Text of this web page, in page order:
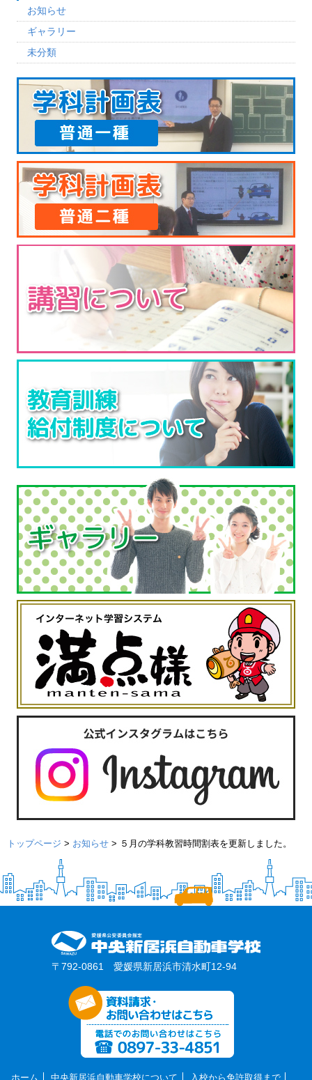
お知らせ
ギャラリー
未分類
トップページ > お知らせ > ５月の学科教習時間割表を更新しました。
〒792-0861 愛媛県新居浜市清水町12-94
ホーム 中央新居浜自動車学校について 入校から免許取得まで